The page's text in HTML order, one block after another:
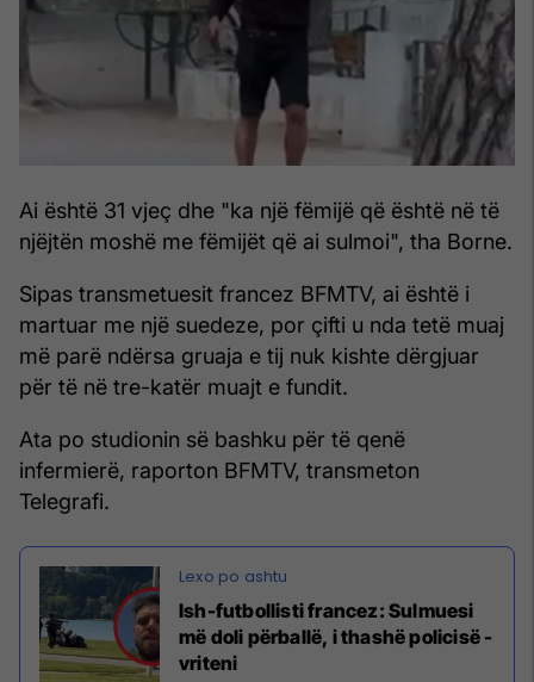
Ai është 31 vjeç dhe "ka një fëmijë që është në të
njëjtën moshë me fëmijët që ai sulmoi", tha Borne.
Sipas transmetuesit francez BFMTV, ai është i
martuar me një suedeze, por çifti u nda tetë muaj
më parë ndërsa gruaja e tij nuk kishte dërgjuar
për të në tre-katër muajt e fundit.
Ata po studionin së bashku për të qenë
infermierë, raporton BFMTV, transmeton
Telegrafi.
Ish-futbollisti francez: Sulmuesi
më doli përballë, i thashë policisë -
vriteni